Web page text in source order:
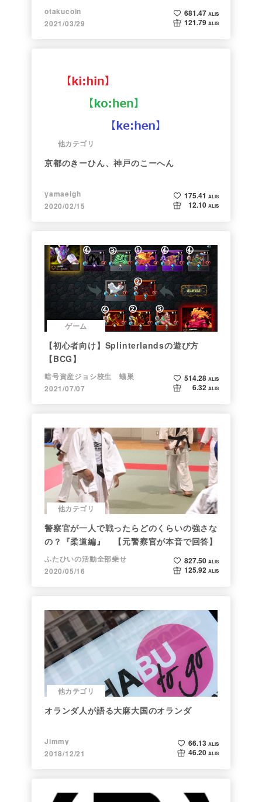
ト】
otakucoin
2021/03/29
681.47 ALIS
121.79 ALIS
他カテゴリ
京都のきーひん、神戸のこーへん
yamaeigh
2020/02/15
175.41 ALIS
12.10 ALIS
ゲーム
【初心者向け】Splinterlandsの遊び方
【BCG】
暗号資産ジョシ校生 蟻巣
2021/07/07
514.28 ALIS
6.32 ALIS
他カテゴリ
警察官が一人で戦ったらどのくらいの強さな
の？『柔道編』 【元警察官が本音で回答】
ふたひいの活動全部乗せ
2020/05/16
827.50 ALIS
125.92 ALIS
他カテゴリ
オランダ人が語る大麻大国のオランダ
Jimmy
2018/12/21
66.13 ALIS
46.20 ALIS